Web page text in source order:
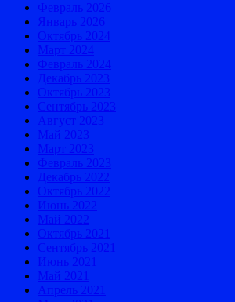
Февраль 2026
Январь 2026
Октябрь 2024
Март 2024
Февраль 2024
Декабрь 2023
Октябрь 2023
Сентябрь 2023
Август 2023
Май 2023
Март 2023
Февраль 2023
Декабрь 2022
Октябрь 2022
Июнь 2022
Май 2022
Октябрь 2021
Сентябрь 2021
Июнь 2021
Май 2021
Апрель 2021